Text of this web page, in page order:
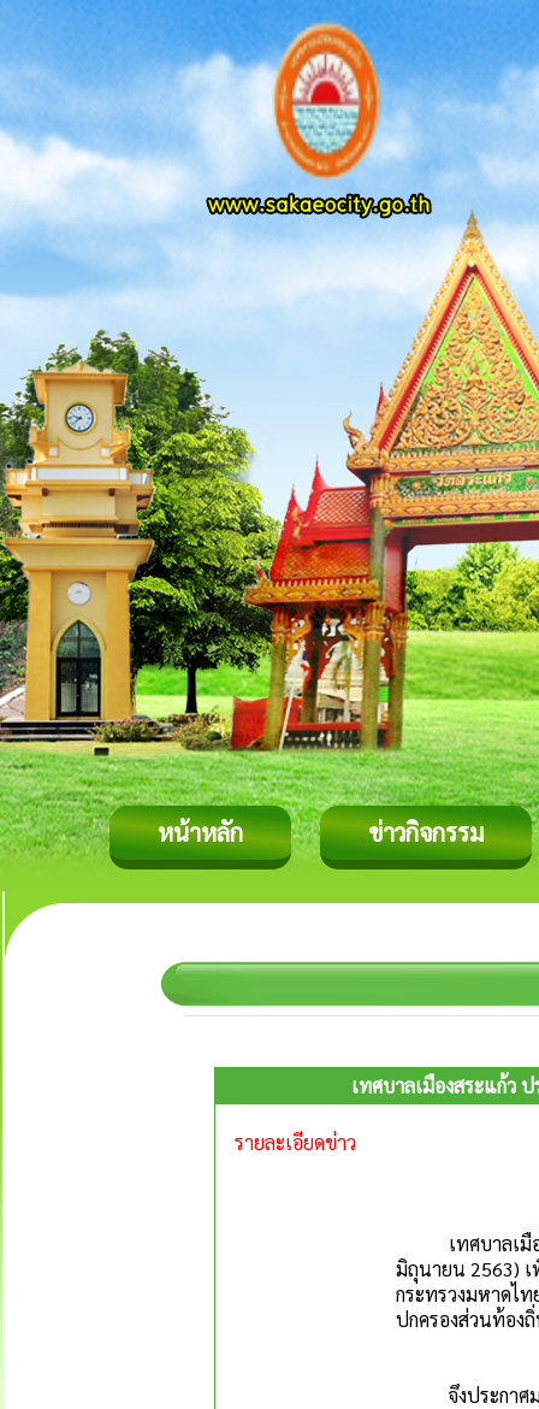
หน้าหลัก ข่าวกิจกรรม
เทศบาลเมืองสระแก้ว
รายละเอียดข่าว
เทศบาลเมืองส
มิถุนายน 2563)
กระทรวงมหาดไท
ปกครองส่วนท้อง
จึงประกาศมา